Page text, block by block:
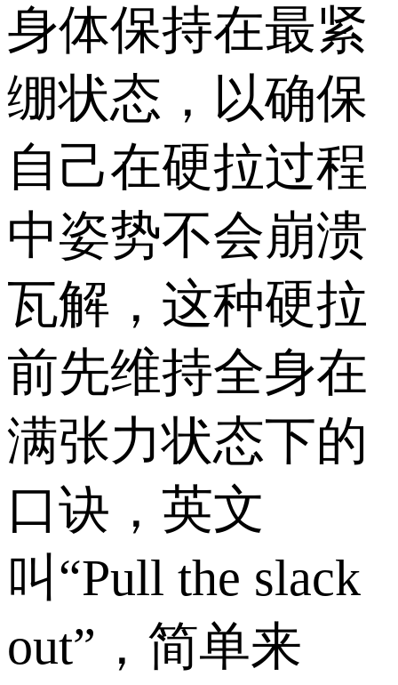
身体保持在最紧
绷状态，以确保
自己在硬拉过程
中姿势不会崩溃
瓦解，这种硬拉
前先维持全身在
满张力状态下的
口诀，英文
叫“Pull the slack
out”，简单来